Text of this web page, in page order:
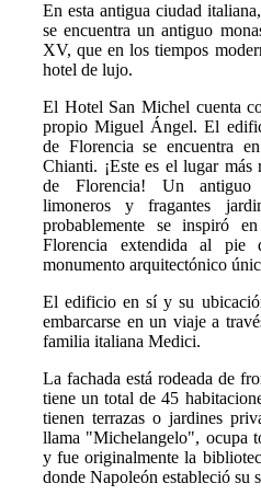
En esta antigua ciudad
se encuentra un antiguo
XV, que en los tiempos
hotel de lujo.
El Hotel San Michel cuenta
propio Miguel Ángel. El
de Florencia se encuentra
Chianti. ¡Este es el lugar
de Florencia! Un antiguo
limoneros y fragantes
probablemente se inspiró
Florencia extendida al
monumento arquitectónico
El edificio en sí y su
embarcarse en un viaje a
familia italiana Medici.
La fachada está rodeada de
tiene un total de 45
tienen terrazas o jardines
llama "Michelangelo", ocupa
y fue originalmente la
donde Napoleón estableció su